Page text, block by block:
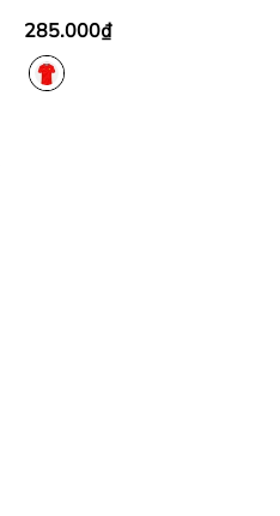
Với Tinh Thần Việt
285.000₫